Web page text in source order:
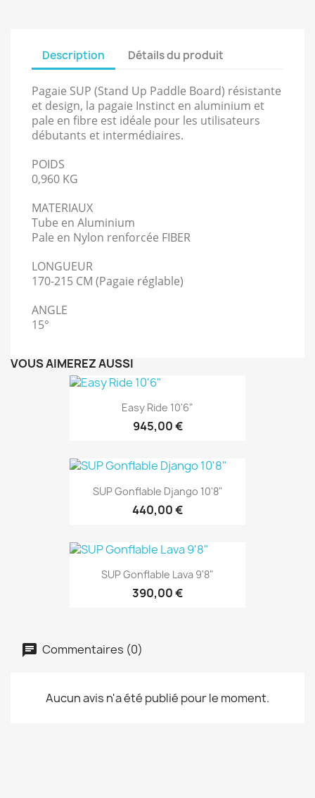
Description Détails du produit
Pagaie SUP (Stand Up Paddle Board) résistante
et design, la pagaie Instinct en aluminium et
pale en fibre est idéale pour les utilisateurs
débutants et intermédiaires.
POIDS
0,960 KG
MATERIAUX
Tube en Aluminium
Pale en Nylon renforcée FIBER
LONGUEUR
170-215 CM (Pagaie réglable)
ANGLE
15°
VOUS AIMEREZ AUSSI
Easy Ride 10'6"
945,00 €
SUP Gonflable Django 10'8"
440,00 €
SUP Gonflable Lava 9'8"
390,00 €
Commentaires (0)
Aucun avis n'a été publié pour le moment.